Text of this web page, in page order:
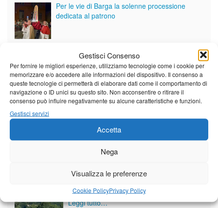
Gestisci Consenso
Per fornire le migliori esperienze, utilizziamo tecnologie come i cookie per
memorizzare e/o accedere alle informazioni del dispositivo. Il consenso a
queste tecnologie ci permetterà di elaborare dati come il comportamento di
navigazione o ID unici su questo sito. Non acconsentire o ritirare il
consenso può influire negativamente su alcune caratteristiche e funzioni.
Gestisci servizi
Accetta
Nega
Visualizza le preferenze
Cookie PolicyPrivacy Policy
Per le vie di Barga la solenne processione
dedicata al patrono
Vedi tutti i servizi
al di sopra delle medie stagionali
Leggi tutto…